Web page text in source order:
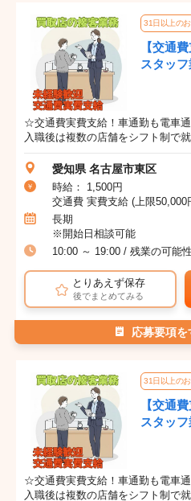
31日以上の
【交通
スタッ
☆交通費実費支給！車通勤も電車
入職後は複数の店舗をシフト制で
愛知県 名古屋市東区
時給： 1,500円
交通費 実費支給 (上限50,000
長期
※開始日相談可能
10:00 ～ 19:00 / 残業の可能
とりあえず保存
後でまとめてみる
応募要項を
31日以上の
【交通
スタッ
☆交通費実費支給！車通勤も電車
入職後は複数の店舗をシフト制で